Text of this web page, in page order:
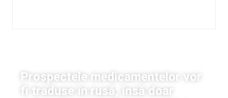
Prospectele medicamentelor vor
fi traduse în rusă, însă doar